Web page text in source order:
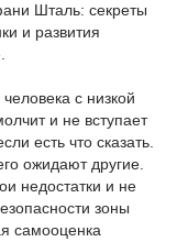
Шталь: секреты
и развития
с низкой
и не вступает
есть что сказать.
ожидают другие.
недостатки и не
зоны
самооценка